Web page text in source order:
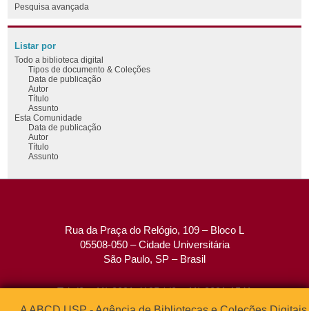
Pesquisa avançada
Listar por
Todo a biblioteca digital
Tipos de documento & Coleções
Data de publicação
Autor
Título
Assunto
Esta Comunidade
Data de publicação
Autor
Título
Assunto
Rua da Praça do Relógio, 109 – Bloco L
05508-050 – Cidade Universitária
São Paulo, SP – Brasil
Tel: (0xx11) 3091-4195 / (0xx11) 3091-1541
Fax: (0xx11) 3091-1567